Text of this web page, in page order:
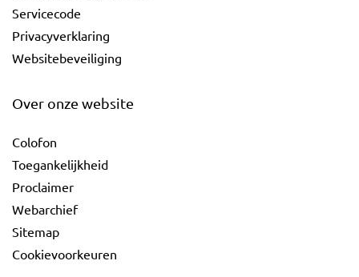
Servicecode
Privacyverklaring
Websitebeveiliging
Over onze website
Colofon
Toegankelijkheid
Proclaimer
Webarchief
Sitemap
Cookievoorkeuren